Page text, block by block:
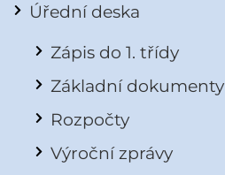
Úřední deska
Zápis do 1. třídy
Základní dokumenty
Rozpočty
Výroční zprávy